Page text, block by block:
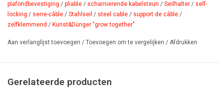
Kabeldikte: max. Ø1,2mm.
PDF
plafondbevestiging / pliable / scharnierende kabelsteun / Seilhalter / self-
locking / serre-câble / Stahlseil / steel cable / support de câble /
zelfklemmend / Kunst&Dünger "grow together"
Aan verlanglijst toevoegen / Toevoegen om te vergelijken / Afdrukken
Gerelateerde producten